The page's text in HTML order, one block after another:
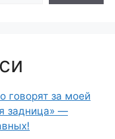
говорят за моей
задница» —